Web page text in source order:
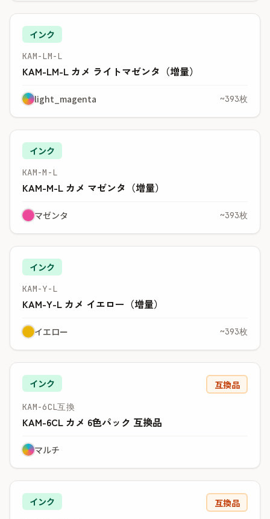
インク
KAM-LM-L
KAM-LM-L カメ ライトマゼンタ（増量）
light_magenta ~393枚
インク
KAM-M-L
KAM-M-L カメ マゼンタ（増量）
マゼンタ ~393枚
インク
KAM-Y-L
KAM-Y-L カメ イエロー（増量）
イエロー ~393枚
インク 互換品
KAM-6CL互換
KAM-6CL カメ 6色パック 互換品
マルチ
インク 互換品